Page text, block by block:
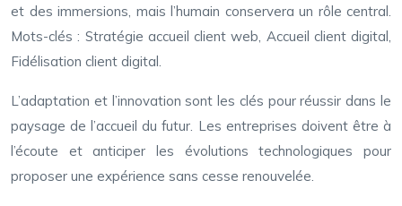
et des immersions, mais l’humain conservera un rôle central.
Mots-clés : Stratégie accueil client web, Accueil client digital,
Fidélisation client digital.
L’adaptation et l’innovation sont les clés pour réussir dans le
paysage de l’accueil du futur. Les entreprises doivent être à
l’écoute et anticiper les évolutions technologiques pour
proposer une expérience sans cesse renouvelée.